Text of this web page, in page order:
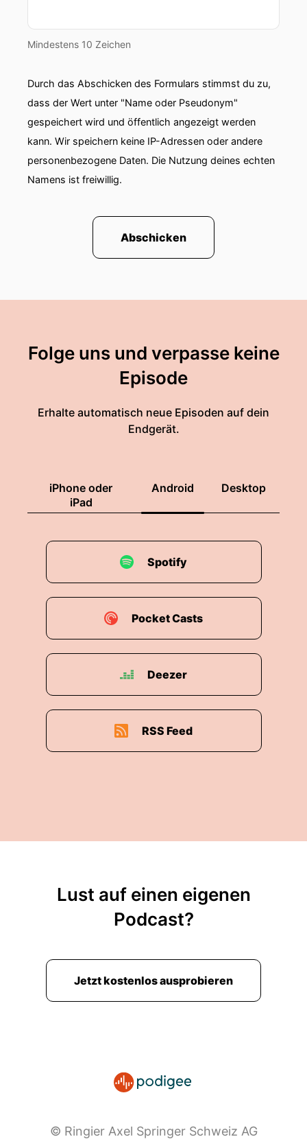
Mindestens 10 Zeichen
Durch das Abschicken des Formulars stimmst du zu,
dass der Wert unter "Name oder Pseudonym"
gespeichert wird und öffentlich angezeigt werden
kann. Wir speichern keine IP-Adressen oder andere
personenbezogene Daten. Die Nutzung deines echten
Namens ist freiwillig.
Abschicken
Folge uns und verpasse keine
Episode
Erhalte automatisch neue Episoden auf dein
Endgerät.
iPhone oder
iPad
Android Desktop
Spotify
Pocket Casts
Deezer
RSS Feed
Lust auf einen eigenen
Podcast?
Jetzt kostenlos ausprobieren
© Ringier Axel Springer Schweiz AG